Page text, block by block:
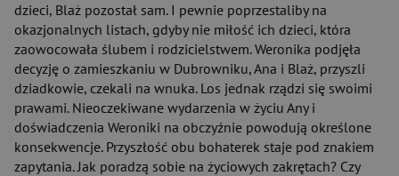
dzieci, Blaż pozostał sam. I pewnie poprzestaliby na
okazjonalnych listach, gdyby nie miłość ich dzieci, która
zaowocowała ślubem i rodzicielstwem. Weronika podjęła
decyzję o zamieszkaniu w Dubrowniku, Ana i Blaż, przyszli
dziadkowie, czekali na wnuka. Los jednak rządzi się swoimi
prawami. Nieoczekiwane wydarzenia w życiu Any i
doświadczenia Weroniki na obczyźnie powodują określone
konsekwencje. Przyszłość obu bohaterek staje pod znakiem
zapytania. Jak poradzą sobie na życiowych zakrętach? Czy